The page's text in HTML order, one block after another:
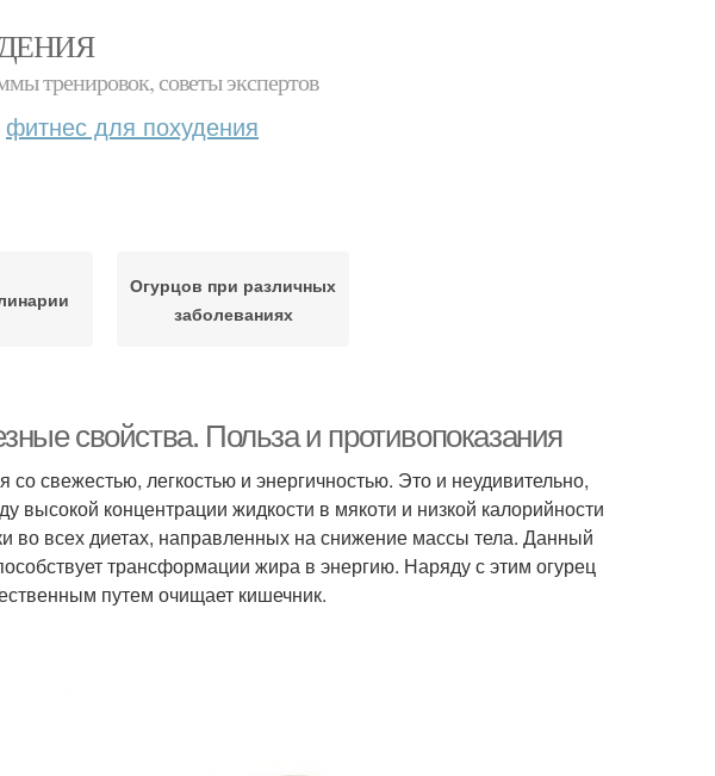
тренировок, советы экспертов
фитнес для похудения
Огурцов при различных
заболеваниях
свойства. Польза и противопоказания
свежестью, легкостью и энергичностью. Это и неудивительно,
высокой концентрации жидкости в мякоти и низкой калорийности
во всех диетах, направленных на снижение массы тела. Данный
трансформации жира в энергию. Наряду с этим огурец
путем очищает кишечник.